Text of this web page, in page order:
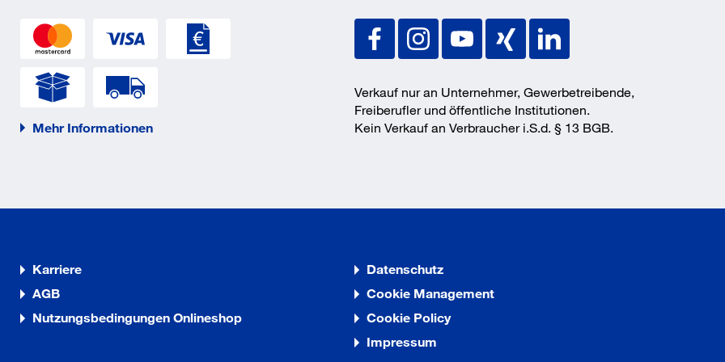
Mehr Informationen
Verkauf nur an Unternehmer, Gewerbetreibende,
Freiberufler und öffentliche Institutionen.
Kein Verkauf an Verbraucher i.S.d. § 13 BGB.
Karriere
AGB
Nutzungsbedingungen Onlineshop
Datenschutz
Cookie Management
Cookie Policy
Impressum